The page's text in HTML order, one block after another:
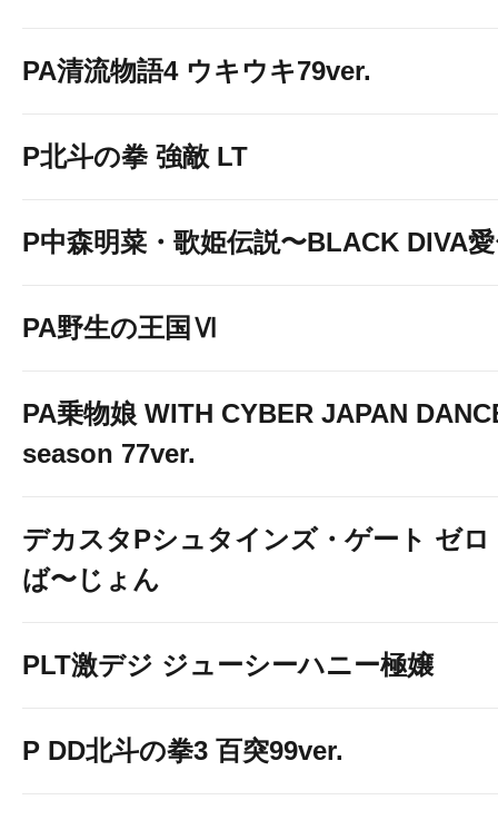
↓↓↓画像をクリックして詳細情報
スマスロ ストリートファイ
PA清流物語4 ウキウキ79ver.
P北斗の拳 強敵 LT
P中森明菜・歌姫伝説〜BLACK DIVA
PA野生の王国Ⅵ
PA乗物娘 WITH CYBER JAPAN
season 77ver.
デカスタPシュタインズ・ゲート ゼ
ば〜じょん
PLT激デジ ジューシーハニー極嬢
P DD北斗の拳3 百突99ver.